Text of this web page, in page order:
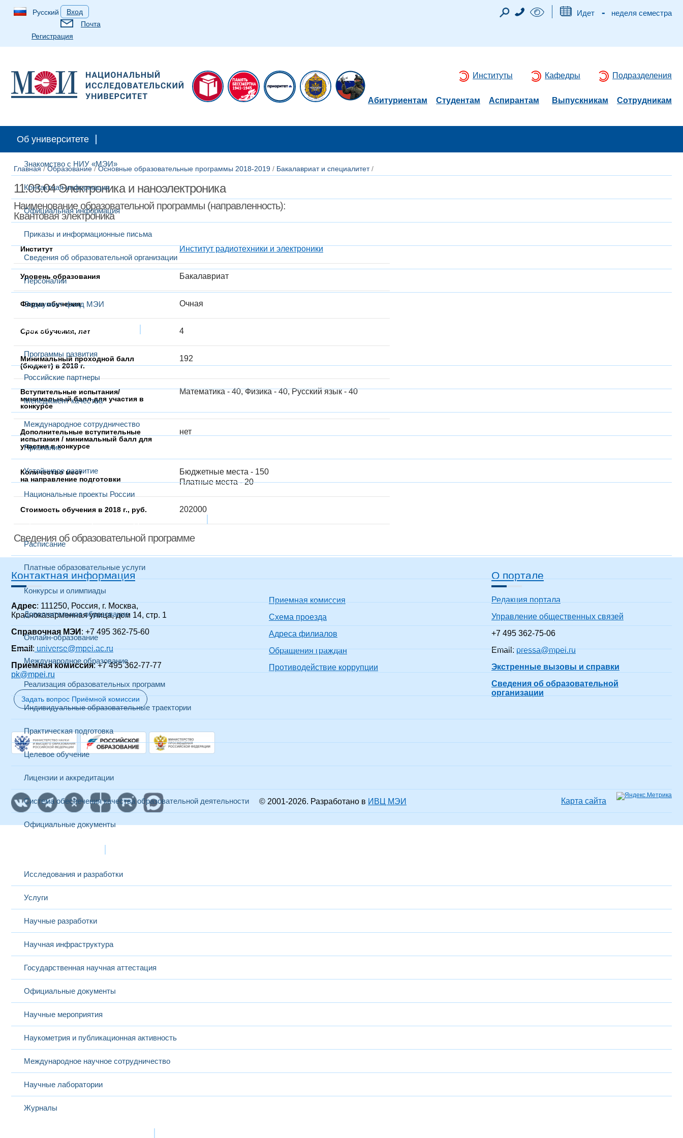
Русский
Вход
Почта
Регистрация
Идет - неделя семестра
Институты Кафедры Подразделения
Абитуриентам Студентам Аспирантам Выпускникам Сотрудникам
Об университете
Знакомство с НИУ «МЭИ»
Контактная информация
Официальная информация
Приказы и информационные письма
Сведения об образовательной организации
Персоналии
Эндаумент-фонд МЭИ
Развитие и сотрудничество
Программы развития
Российские партнеры
Менеджмент качества
Международное сотрудничество
Признание
Устойчивое развитие
Национальные проекты России
Расписание
Платные образовательные услуги
Конкурсы и олимпиады
Дополнительное образование
Онлайн-образование
Международное образование
Реализация образовательных программ
Индивидуальные образовательные траектории
Практическая подготовка
Целевое обучение
Лицензии и аккредитации
Система обеспечения качества образовательной деятельности
Официальные документы
Исследования и разработки
Услуги
Научные разработки
Научная инфраструктура
Государственная научная аттестация
Официальные документы
Научные мероприятия
Наукометрия и публикационная активность
Международное научное сотрудничество
Научные лаборатории
Журналы
Главная/Образование/Основные образовательные программы 2018-2019 / Бакалавриат и специалитет/
11.03.04 Электроника и наноэлектроника
Наименование образовательной программы (направленность):
Квантовая электроника
Институт Институт радиотехники и электроники
Уровень образования Бакалавриат
Форма обучения Очная
Срок обучения, лет 4
Минимальный проходной балл
(бюджет) в 2018 г.
192
Вступительные испытания/
минимальный балл для участия в
конкурсе
Математика - 40, Физика - 40, Русский язык - 40
Дополнительные вступительные
испытания / минимальный балл для
участия в конкурсе
нет
Количество мест
на направление подготовки
Бюджетные места - 150
Платные места - 20
Стоимость обучения в 2018 г., руб. 202000
Сведения об образовательной программе
Контактная информация
Адрес: 111250, Россия, г. Москва,
Красноказарменная улица, дом 14, стр. 1
Справочная МЭИ : +7 495 362-75-60
Email:universe@mpei.ac.ru
Приемная комиссия: +7 495 362-77-77
pk@mpei.ru
Задать вопрос Приёмной комиссии
Приемная комиссия
Схема проезда
Адреса филиалов
Обращения граждан
Противодействие коррупции
О портале
Редакция портала
Управление общественных связей
+7 495 362-75-06
Email: pressa@mpei.ru
Экстренные вызовы и справки
Сведения об образовательной
организации
© 2001-2026. Разработано в ИВЦ МЭИ Карта сайта